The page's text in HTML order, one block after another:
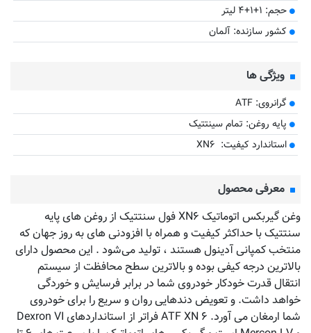
حجم: ۱+۱+۴ لیتر
کشور سازنده: آلمان
ویژگی ها
گرانروی: ATF
پایه روغن: تمام سینتتیک
استاندارد کیفیت: XN۶
معرفی محصول
وغن گیربکس اتوماتیک XN۶ فول سنتتیک از روغن های پایه
سنتتیک با حداکثر کیفیت و همراه با افزودنی های به روز جهان که
منتخب کمپانی آدینول هستند ، تولید می‌شود . این محصول دارای
بالاترین درجه کیفی بوده و بالاترین سطح محافظت از سیستم
انتقال قدرت خودکار خودروی شما در برابر فرسایش و خوردگی
خواهد داشت. و تعویض دندهایی روان و سریع را برای خودروی
شما ارمغان می آورد. ATF XN ۶ فراتر از استانداردهای Dexron VI